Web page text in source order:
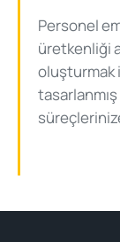
Personel
üretkenliği
oluşturmak